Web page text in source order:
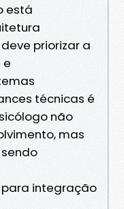
está
priorizar a
e
técnicas é
não
mas
integração